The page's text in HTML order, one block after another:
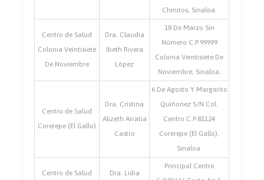
Chinitos, Sinaloa.
Centro de Salud
Colonia Veintisiete
De Noviembre
Dra. Claudia
Ibeth Rivera
López
18 De Marzo Sin
Número C.P.99999
Colonia Veintisiete De
Noviembre, Sinaloa.
Centro de Salud
Corerepe (El Gallo)
Dra. Cristina
Alizeth Arratia
Castro
6 De Agosto Y Margarito
Quiñonez S/N Col.
Centro C.P.81124
Corerepe (El Gallo),
Sinaloa.
Centro de Salud Dra. Lidia
Principal Centro